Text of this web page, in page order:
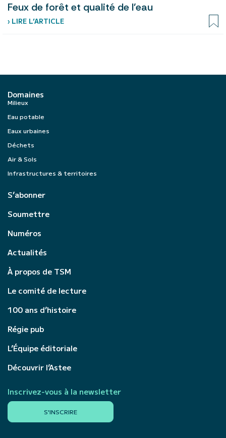
Feux de forêt et qualité de l'eau
› LIRE L’ARTICLE
Domaines
Milieux
Eau potable
Eaux urbaines
Déchets
Air & Sols
Infrastructures & territoires
S’abonner
Soumettre
Numéros
Actualités
À propos de TSM
Le comité de lecture
100 ans d’histoire
Régie pub
L’Équipe éditoriale
Découvrir l’Astee
Inscrivez-vous à la newsletter
S'INSCRIRE